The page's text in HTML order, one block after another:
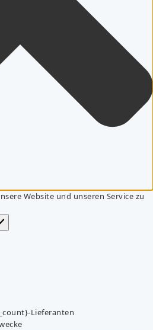
Website und unseren Service zu
Lieferanten